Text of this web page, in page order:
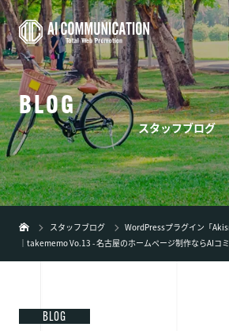
01 TOP
02事業内容+
03 制作実績
05 新着情報
弊社の特徴
BLOG
スタッフブログ
スタッフブログ
WordPressプラグイン「
｜takememo Vo.13 - 名古屋のホームページ制作ならAIコ
BLOG